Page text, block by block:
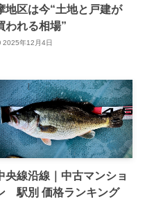
地区は今“土地と戸建が
われる相場”
2025年12月4日
央線沿線｜中古マンショ
駅別 価格ランキング